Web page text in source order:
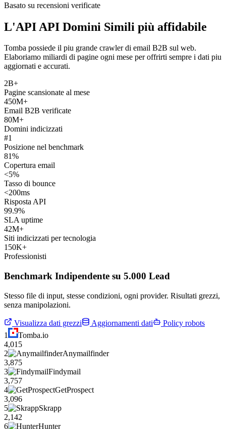
Basato su recensioni verificate
L'API API Domini Simili più affidabile
Tomba possiede il piu grande crawler di email B2B sul web.
Elaboriamo miliardi di pagine ogni mese per offrirti sempre i dati piu
aggiornati e accurati.
2B+
Pagine scansionate al mese
450M+
Email B2B verificate
80M+
Domini indicizzati
#1
Posizione nel benchmark
81%
Copertura email
<5%
Tasso di bounce
<200ms
Risposta API
99.9%
SLA uptime
42M+
Siti indicizzati per tecnologia
150K+
Professionisti
Benchmark Indipendente su 5.000 Lead
Stesso file di input, stesse condizioni, ogni provider. Risultati grezzi,
senza manipolazioni.
Visualizza dati grezzi Aggiornamenti dati
Policy robots
1
Tomba.io
4,015
2
Anymailfinder
3,875
3
Findymail
3,757
4
GetProspect
3,096
5
Skrapp
2,142
6
Hunter